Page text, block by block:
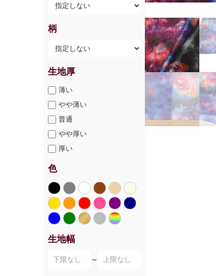
柄
生地厚
薄い
やや薄い
普通
やや厚い
厚い
色
生地幅
～